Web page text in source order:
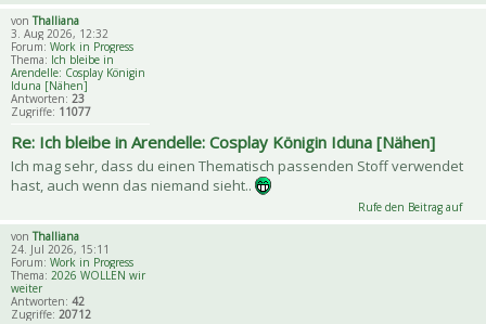
vonThalliana
3. Aug 2026, 12:32
Forum: Work in Progress
Thema: Ich bleibe in
Arendelle: Cosplay Königin
Iduna [Nähen]
Antworten: 23
Zugriffe: 11077
Re: Ich bleibe in Arendelle: Cosplay Königin Iduna [Nähen]
Ich mag sehr, dass du einen Thematisch passenden Stoff verwendet
hast, auch wenn das niemand sieht..
Rufe den Beitrag auf
von Thalliana
24. Jul 2026, 15:11
Forum: Work in Progress
Thema: 2026 WOLLEN wir
weiter
Antworten: 42
Zugriffe: 20712